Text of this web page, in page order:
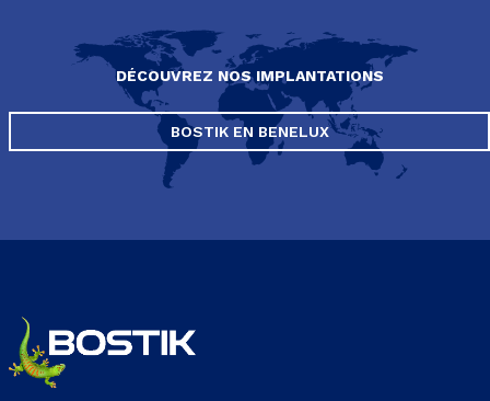
DÉCOUVREZ NOS IMPLANTATIONS
BOSTIK EN BENELUX